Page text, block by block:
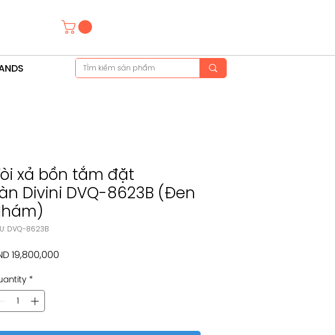
xả bồn tắm đặt
Divini DVQ-8623B (Đen
DVQ-8623B
19,800,000
*